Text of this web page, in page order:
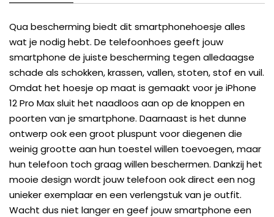
Qua bescherming biedt dit smartphonehoesje alles
wat je nodig hebt. De telefoonhoes geeft jouw
smartphone de juiste bescherming tegen alledaagse
schade als schokken, krassen, vallen, stoten, stof en vuil.
Omdat het hoesje op maat is gemaakt voor je iPhone
12 Pro Max sluit het naadloos aan op de knoppen en
poorten van je smartphone. Daarnaast is het dunne
ontwerp ook een groot pluspunt voor diegenen die
weinig grootte aan hun toestel willen toevoegen, maar
hun telefoon toch graag willen beschermen. Dankzij het
mooie design wordt jouw telefoon ook direct een nog
unieker exemplaar en een verlengstuk van je outfit.
Wacht dus niet langer en geef jouw smartphone een